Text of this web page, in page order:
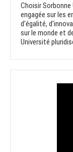
Choisir
engagée sur les
d'égalité,
sur le monde et
Université